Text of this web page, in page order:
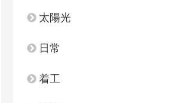
太陽光
日常
着工